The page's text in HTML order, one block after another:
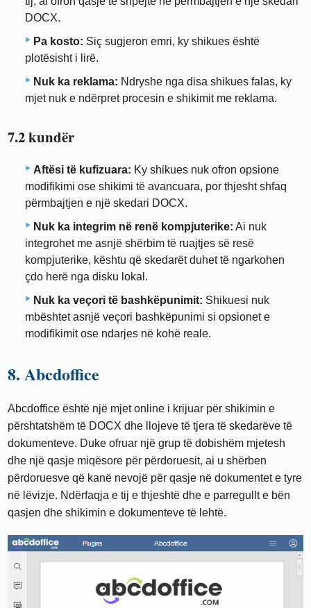
DOCX.
Pa kosto: Siç sugjeron emri, ky shikues është
plotësisht i lirë.
Nuk ka reklama: Ndryshe nga disa shikues falas, ky
mjet nuk e ndërpret procesin e shikimit me reklama.
7.2 kundër
Aftësi të kufizuara: Ky shikues nuk ofron opsione
modifikimi ose shikimi të avancuara, por thjesht shfaq
përmbajtjen e një skedari DOCX.
Nuk ka integrim në renë kompjuterike: Ai nuk
integrohet me asnjë shërbim të ruajtjes së resë
kompjuterike, kështu që skedarët duhet të ngarkohen
çdo herë nga disku lokal.
Nuk ka veçori të bashkëpunimit: Shikuesi nuk
mbështet asnjë veçori bashkëpunimi si opsionet e
modifikimit ose ndarjes në kohë reale.
8. Abcdoffice
Abcdoffice është një mjet online i krijuar për shikimin e
përshtatshëm të DOCX dhe llojeve të tjera të skedarëve të
dokumenteve. Duke ofruar një grup të dobishëm mjetesh
dhe një qasje miqësore për përdoruesit, ai u shërben
përdoruesve që kanë nevojë për qasje në dokumentet e tyre
në lëvizje. Ndërfaqja e tij e thjeshtë dhe e parregullt e bën
qasjen dhe shikimin e dokumenteve të lehtë.